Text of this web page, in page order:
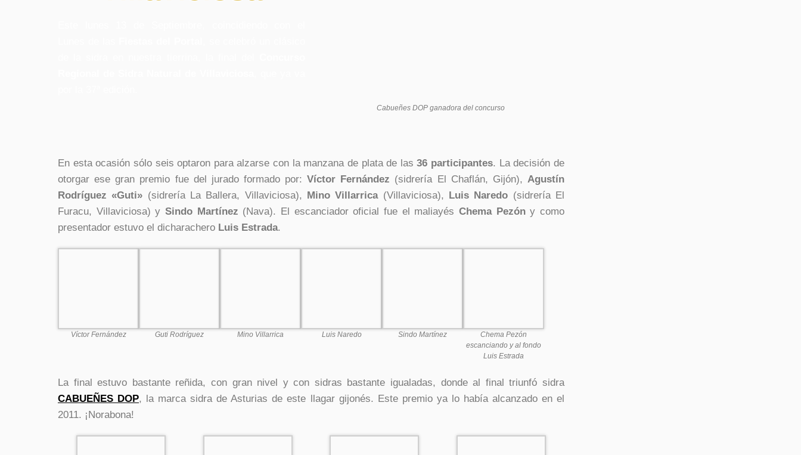
Cabueñes DOP ganadora del concurso
En esta ocasión sólo seis optaron para alzarse con la manzana de plata de las36 participantes. La decisión de
otorgar ese gran premio fue del jurado formado por:Víctor Fernández (sidrería El Chaflán, Gijón),Agustín
Rodríguez «Guti» (sidrería La Ballera, Villaviciosa), Mino Villarrica(Villaviciosa), Luis Naredo (sidrería El
Furacu, Villaviciosa) y Sindo Martínez (Nava). El escanciador oficial fue el maliayésChema Pezóny como
presentador estuvo el dicharachero Luis Estrada.
Víctor Fernández Guti Rodríguez Mino Villarrica Luis Naredo Sindo Martínez
Chema Pezón
escanciando y al fondo
Luis Estrada
La final estuvo bastante reñida, con gran nivel y con sidras bastante igualadas, donde al final triunfó sidra
CABUEÑES DOP, la marca sidra de Asturias de este llagar gijonés. Este premio ya lo había alcanzado en el
2011. ¡Norabona!